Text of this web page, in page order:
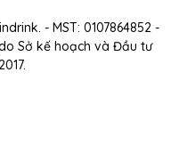
- MST: 0107864852 -
Sở kế hoạch và Đầu tư